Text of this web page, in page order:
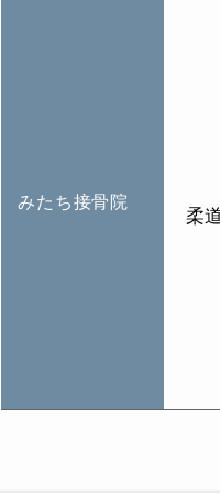
みたち接骨院
柔